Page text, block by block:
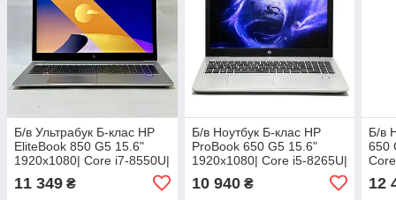
Б/в Ультрабук Б-клас HP
EliteBook 850 G5 15.6"
1920x1080| Core i7-8550U|
16 GB RAM| 256 GB SSD|
UHD 620
11 349 ₴
Б/в Ноутбук Б-клас HP
ProBook 650 G5 15.6"
1920x1080| Core i5-8265U|
8 GB RAM| 256 GB SSD|
UHD 620
10 940₴
Б/в
650
12